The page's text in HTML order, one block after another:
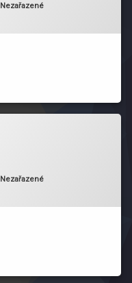
Kategorie:
Nezařazené
Kategorie:
Nezařazené